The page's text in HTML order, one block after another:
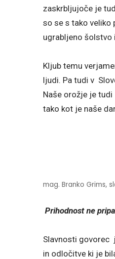
zaskrbljujoče je
so se s tako veliko
ugrabljeno šolstvo
Kljub temu
ljudi. Pa tudi v
Naše orožje je
tako kot je naše
mag. Branko Grims,
Prihodnost ne
Slavnosti govorec
in odločitve ki je